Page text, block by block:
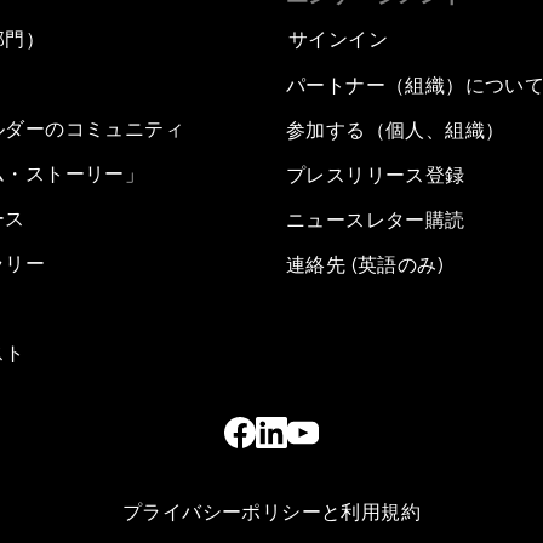
）
ーのコミュニティ
ストーリー」
リー
サインイン
パートナー（組織）につい
参加する（個人、組織）
プレスリリース登録
ニュースレター購読
連絡先 (英語のみ)
プライバシーポリシーと利用規約